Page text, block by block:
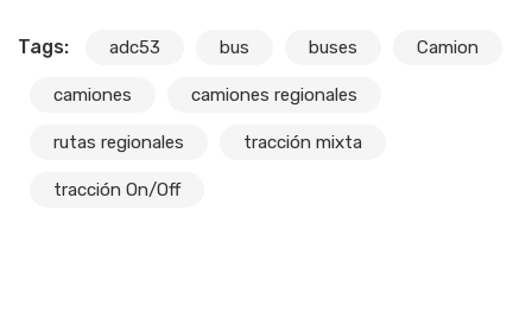
Tags: adc53 bus buses Camion
camiones camiones regionales
rutas regionales tracción mixta
tracción On/Off